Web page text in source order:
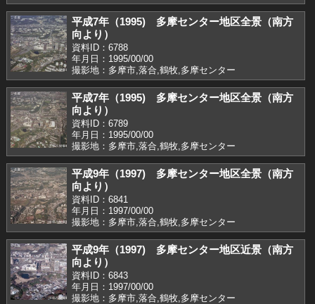
平成7年（1995) 多摩センター地区全景（南方
向より）
資料ID：6788
年月日：1995/00/00
撮影地：多摩市,落合,鶴牧,多摩センター
平成7年（1995) 多摩センター地区全景（南方
向より）
資料ID：6789
年月日：1995/00/00
撮影地：多摩市,落合,鶴牧,多摩センター
平成9年（1997) 多摩センター地区全景（南方
向より）
資料ID：6841
年月日：1997/00/00
撮影地：多摩市,落合,鶴牧,多摩センター
平成9年（1997) 多摩センター地区近景（南方
向より）
資料ID：6843
年月日：1997/00/00
撮影地：多摩市,落合,鶴牧,多摩センター